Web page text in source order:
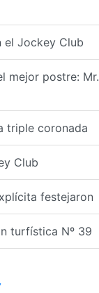
el Jockey Club
mejor postre: Mr.
triple coronada
Club
festejaron
turfística Nº 39